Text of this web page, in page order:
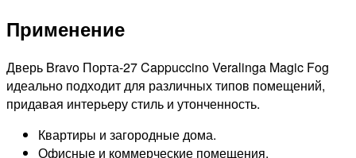
Применение
Дверь Bravo Порта-27 Cappuccino Veralinga Magic Fog
идеально подходит для различных типов помещений,
придавая интерьеру стиль и утонченность.
Квартиры и загородные дома.
Офисные и коммерческие помещения.